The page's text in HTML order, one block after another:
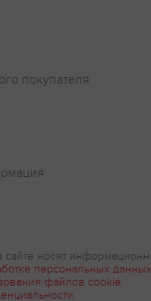
покупателя
сайте носят
персональных данных
файлов cookie